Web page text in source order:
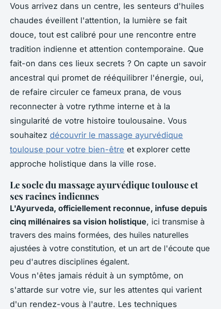
Vous arrivez dans un centre, les senteurs d'huiles
chaudes éveillent l'attention, la lumière se fait
douce, tout est calibré pour une rencontre entre
tradition indienne et attention contemporaine. Que
fait-on dans ces lieux secrets ? On capte un savoir
ancestral qui promet de rééquilibrer l'énergie, oui,
de refaire circuler ce fameux prana, de vous
reconnecter à votre rythme interne et à la
singularité de votre histoire toulousaine. Vous
souhaitez découvrir le massage ayurvédique
toulouse pour votre bien-être et explorer cette
approche holistique dans la ville rose.
Le socle du massage ayurvédique toulouse et
ses racines indiennes
L'Ayurveda, officiellement reconnue, infuse depuis
cinq millénaires sa vision holistique, ici transmise à
travers des mains formées, des huiles naturelles
ajustées à votre constitution, et un art de l'écoute que
peu d'autres disciplines égalent.
Vous n'êtes jamais réduit à un symptôme, on
s'attarde sur votre vie, sur les attentes qui varient
d'un rendez-vous à l'autre. Les techniques